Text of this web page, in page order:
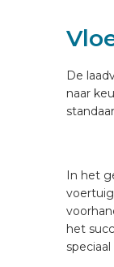
NL
De
naar
In het
het